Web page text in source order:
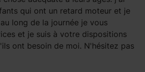
qui ont un retard moteur et je
long de la journée je vous
et je suis à votre dispositions
ont besoin de moi. N'hésitez pas